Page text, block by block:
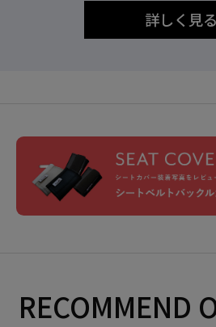
詳しく見る
RECOMMEND